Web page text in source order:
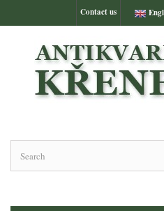
Contact us